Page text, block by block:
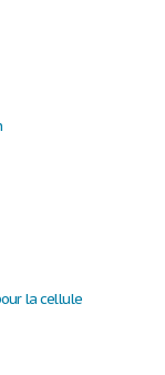
la cellule